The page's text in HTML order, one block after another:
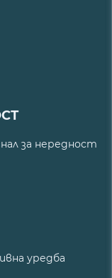
за нередност
уредба